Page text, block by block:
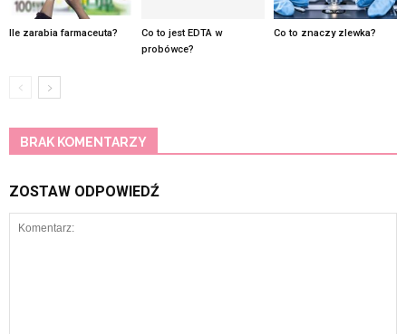
Ile zarabia farmaceuta?
Co to jest EDTA w
probówce?
Co to znaczy zlewka?
BRAK KOMENTARZY
ZOSTAW ODPOWIEDŹ